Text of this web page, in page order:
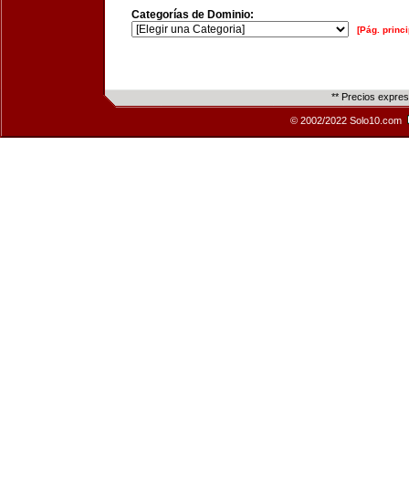
Categorías de Dominio:
[Pág.
** Precios
© 2002/2022 Solo10.com